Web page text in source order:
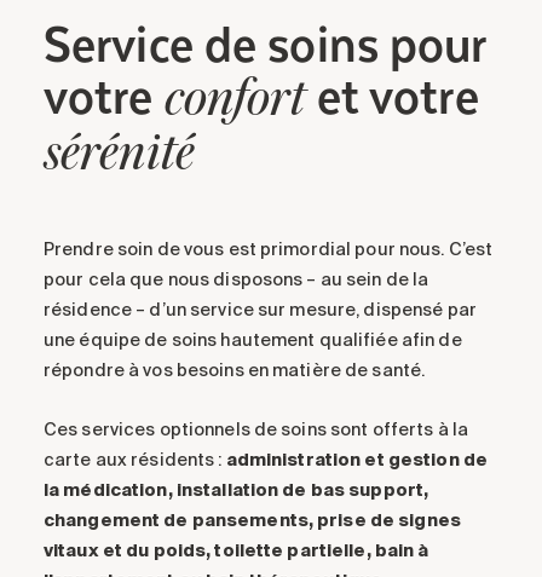
Service de soinspour
votre confortet votre
sérénité
Prendre soin de vous est primordial pour nous. C’est
pour cela que nous disposons – au sein de la
résidence – d’un service sur mesure, dispensé par
une équipe de soins hautement qualifiée afin de
répondre àvos besoinsen matière de santé.
Ces services optionnels de soins sont offerts à la
carte aux résidents : administration et gestion de
la médication, installation de bas support,
changement de pansements, prise de signes
vitaux et du poids, toilette partielle, bain à